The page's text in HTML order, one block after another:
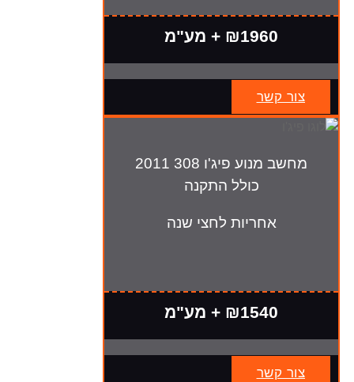
₪1960 + מע"מ
צור קשר
מחשב מנוע פיג'ו 308 2011
כולל התקנה
אחריות לחצי שנה
₪1540 + מע"מ
צור קשר